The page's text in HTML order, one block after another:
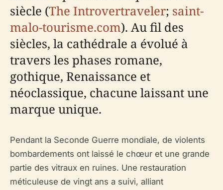
siècle (The Introvertraveler; saint-
malo-tourisme.com). Au fil des
siècles, la cathédrale a évolué à
travers les phases romane,
gothique, Renaissance et
néoclassique, chacune laissant une
marque unique.
Pendant la Seconde Guerre mondiale, de violents
bombardements ont laissé le chœur et une grande
partie des vitraux en ruines. Une restauration
méticuleuse de vingt ans a suivi, alliant